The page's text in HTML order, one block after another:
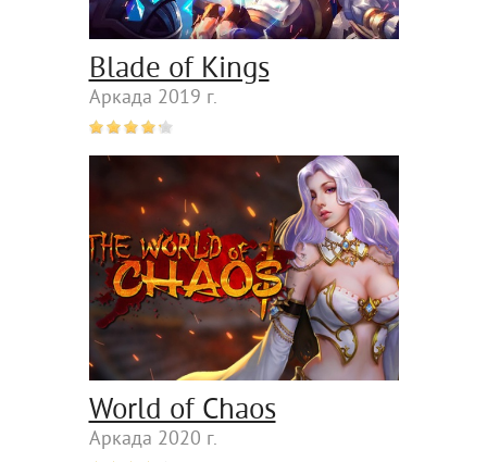
Blade of Kings
Аркада 2019 г.
World of Chaos
Аркада 2020 г.